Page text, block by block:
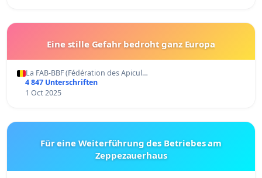
Eine stille Gefahr bedroht ganz Europa
La FAB-BBF (Fédération des Apicul…
4 847 Unterschriften
1 Oct 2025
Für eine Weiterführung des Betriebes am
Zeppezauerhaus